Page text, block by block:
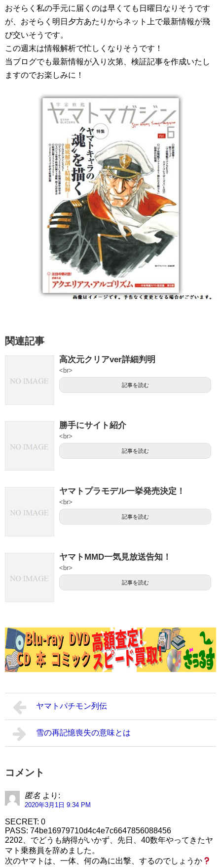
おそらく私の手元に届くのは早くても日曜日なりそうです
が、おそらく明日夕方あたりからネット上で最新情報が飛
び交いそうです。
この週末は情報解析で忙しくなりそうです！
当ブログでも最新情報が入り次第、検証記事を作成いたし
ますのでお楽しみに！
関連記事
高次元クリアver詳細判明
<br>
記事を読む
勝手にサイト紹介
<br>
記事を読む
ヤマトプラモデル一挙発売決定！
<br>
記事を読む
ヤマトMMD一気見放送告知！
<br>
記事を読む
ヤマトパチモン列伝
雪の再記憶喪失の意味とは
コメント
匿名 より:
2020年3月1日 9:34 PM
SECRET: 0
PASS: 74be16979710d4c4e7c6647856088456
2202、でどうも納得がいかず、先日、40数年やってきたヤ
マト乗務員を辞めました。
次のヤマトは、一体、何の為に出撃、するのでしょうか